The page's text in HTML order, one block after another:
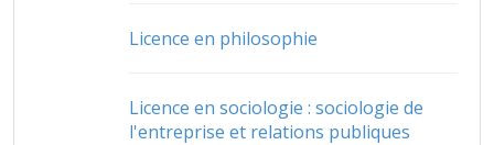
Licence en philosophie
Licence en sociologie : sociologie de
l'entreprise et relations publiques